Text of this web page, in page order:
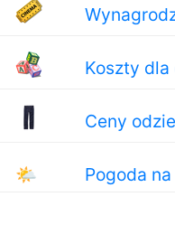
Koszty dla
Ceny
🌤 Pogoda